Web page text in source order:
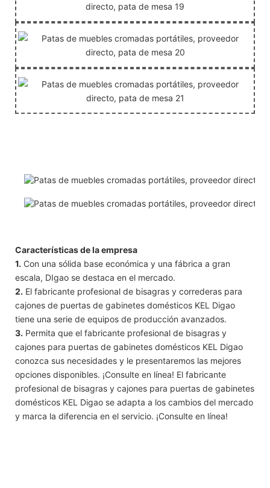
Características de la empresa
1. Con una sólida base económica y una fábrica a gran
escala, DIgao se destaca en el mercado.
2. El fabricante profesional de bisagras y correderas para
cajones de puertas de gabinetes domésticos KEL Digao
tiene una serie de equipos de producción avanzados.
3. Permita que el fabricante profesional de bisagras y
cajones para puertas de gabinetes domésticos KEL Digao
conozca sus necesidades y le presentaremos las mejores
opciones disponibles. ¡Consulte en línea! El fabricante
profesional de bisagras y cajones para puertas de gabinetes
domésticos KEL Digao se adapta a los cambios del mercado
y marca la diferencia en el servicio. ¡Consulte en línea!